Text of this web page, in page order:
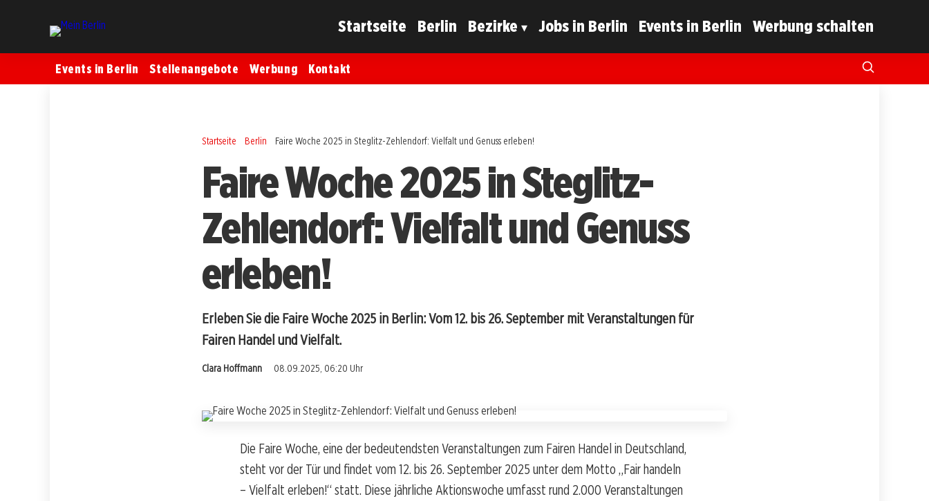
Startseite Berlin Bezirke Jobs in Berlin Events in Berlin Werbung schalten
Events in Berlin Stellenangebote Werbung Kontakt
Startseite Berlin Faire Woche 2025 in Steglitz-Zehlendorf: Vielfalt und Genuss erleben!
Faire Woche 2025 in Steglitz-
Zehlendorf: Vielfalt und Genuss
erleben!
Erleben Sie die Faire Woche 2025 in Berlin: Vom 12. bis 26. September mit Veranstaltungen für
Fairen Handel und Vielfalt.
Clara Hoffmann 08.09.2025, 06:20 Uhr
Die Faire Woche, eine der bedeutendsten Veranstaltungen zum Fairen Handel in Deutschland,
steht vor der Tür und findet vom 12. bis 26. September 2025 unter dem Motto „Fair handeln
– Vielfalt erleben!“ statt. Diese jährliche Aktionswoche umfasst rund 2.000 Veranstaltungen